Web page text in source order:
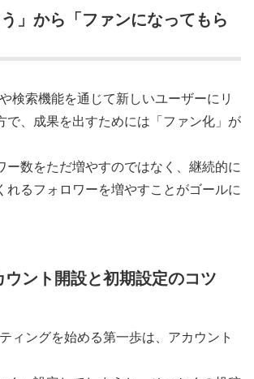
う」から「ファンになってもら
検索機能を通じて新しいユーザーにリ
で、成果を出すためには「ファン化」が
ー数をただ増やすのではなく、継続的に
れるフォロワーを増やすことがゴールに
ント開設と初期設定のコツ
ィングを始める第一歩は、アカウント